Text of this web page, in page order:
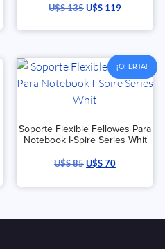
U$S135U$S 119
¡OFERTA!
Soporte Flexible Fellowes Para
Notebook I-Spire Series Whit
U$S85U$S70